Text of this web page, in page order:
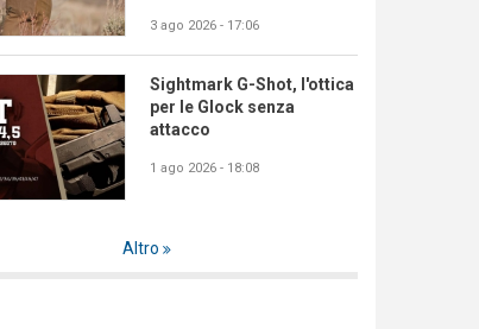
3 ago 2026 - 17:06
Sightmark G-Shot, l'ottica
per le Glock senza
attacco
1 ago 2026 - 18:08
Altro